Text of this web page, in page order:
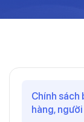
Chính sách
hàng,